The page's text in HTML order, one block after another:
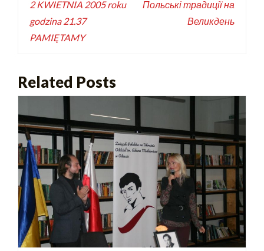
2 KWIETNIA 2005 roku
godzina 21.37
PAMIĘTAMY
Польські традиції на
Великдень
Related Posts